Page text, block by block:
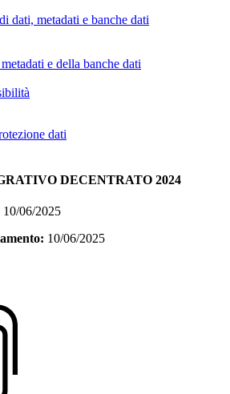
dati, metadati e banche dati
e della banche dati
dati
DECENTRATO 2024
10/06/2025
10/06/2025